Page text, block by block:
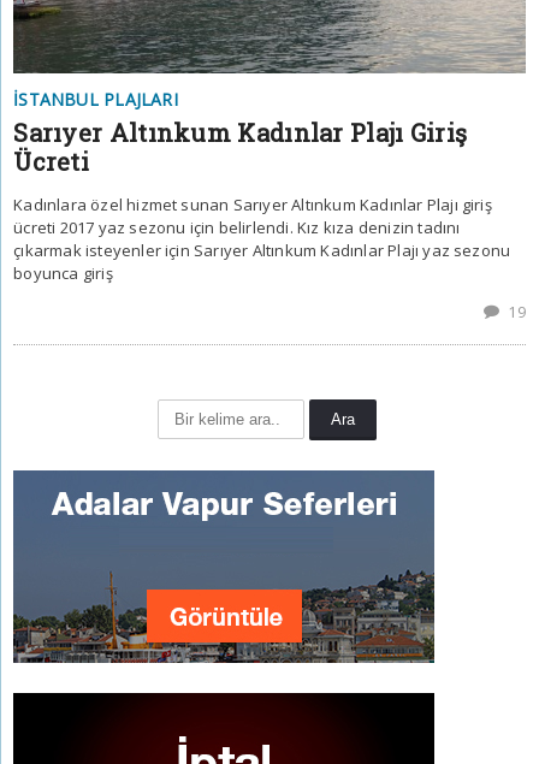
İSTANBUL PLAJLARI
Sarıyer Altınkum Kadınlar Plajı Giriş
Ücreti
Kadınlara özel hizmet sunan Sarıyer Altınkum Kadınlar Plajı giriş
ücreti 2017 yaz sezonu için belirlendi. Kız kıza denizin tadını
çıkarmak isteyenler için Sarıyer Altınkum Kadınlar Plajı yaz sezonu
boyunca giriş
19